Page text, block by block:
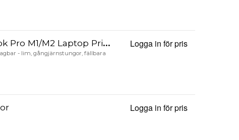
Reduction Privacy Filter, Screen Protector with +/- 30° View, Flip-Over
- lim, gångjärnstungor, fällbara
Logga in för pris
Logga in för pris